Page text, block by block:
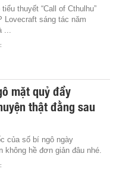
thuyết “Call of Cthulhu”
Lovecraft sáng tác năm
mặt quỷ đầy
thật đằng sau
của số bí ngô ngày
không hề đơn giản đâu nhé.